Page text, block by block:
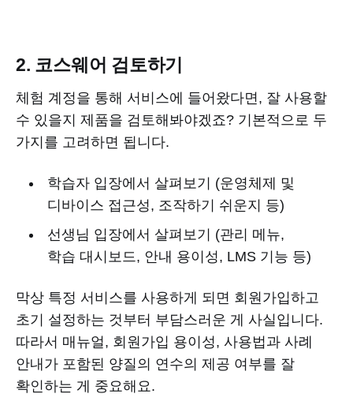
2. 코스웨어 검토하기
체험 계정을 통해 서비스에 들어왔다면, 잘 사용할
수 있을지 제품을 검토해봐야겠죠? 기본적으로 두
가지를 고려하면 됩니다.
학습자 입장에서 살펴보기 (운영체제 및
디바이스 접근성, 조작하기 쉬운지 등)
선생님 입장에서 살펴보기 (관리 메뉴,
학습 대시보드, 안내 용이성, LMS 기능 등)
막상 특정 서비스를 사용하게 되면 회원가입하고
초기 설정하는 것부터 부담스러운 게 사실입니다.
따라서 매뉴얼, 회원가입 용이성, 사용법과 사례
안내가 포함된 양질의 연수의 제공 여부를 잘
확인하는 게 중요해요.